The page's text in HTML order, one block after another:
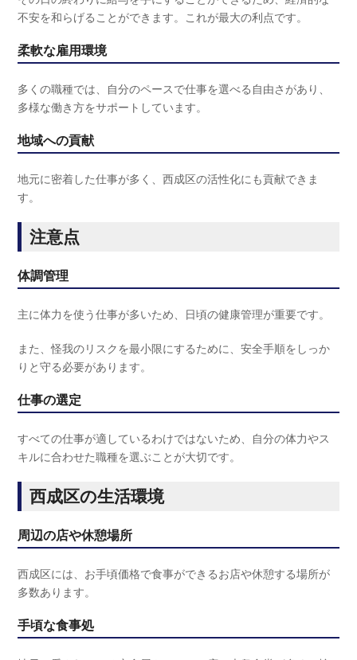
不安を和らげることができます。これが最大の利点です。
柔軟な雇用環境
多くの職種では、自分のペースで仕事を選べる自由さがあり、
多様な働き方をサポートしています。
地域への貢献
地元に密着した仕事が多く、西成区の活性化にも貢献できま
す。
注意点
体調管理
主に体力を使う仕事が多いため、日頃の健康管理が重要です。
また、怪我のリスクを最小限にするために、安全手順をしっか
りと守る必要があります。
仕事の選定
すべての仕事が適しているわけではないため、自分の体力やス
キルに合わせた職種を選ぶことが大切です。
西成区の生活環境
周辺の店や休憩場所
西成区には、お手頃価格で食事ができるお店や休憩する場所が
多数あります。
手頃な食事処